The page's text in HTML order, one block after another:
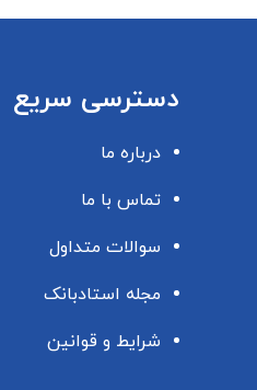
دسترسی سریع
درباره ما
تماس با ما
سوالات متداول
مجله استادبانک
شرایط و قوانین